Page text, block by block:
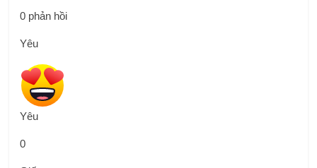
0 phản hồi
Yêu
Yêu
0